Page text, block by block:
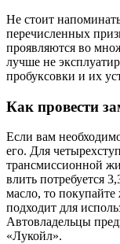
Не стоит
перечисленных
проявляются во
лучше не
пробуксовки и их
Как провести
Если вам
его. Для
трансмиссионной
влить потребуется
масло, то
подходит для
Автовладельцы
«Лукойл».